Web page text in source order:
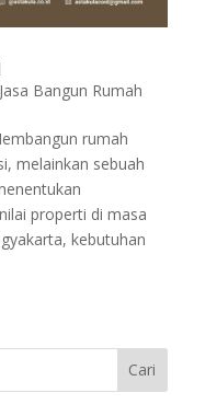
Jasa Bangun Rumah
rumah
melainkan sebuah
properti di masa
kebutuhan
Cari